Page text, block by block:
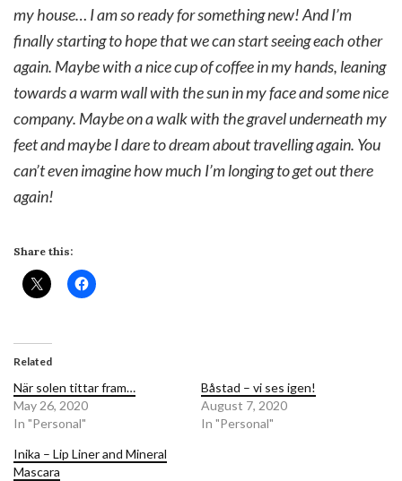
my house… I am so ready for something new! And I’m
finally starting to hope that we can start seeing each other
again. Maybe with a nice cup of coffee in my hands, leaning
towards a warm wall with the sun in my face and some nice
company. Maybe on a walk with the gravel underneath my
feet and maybe I dare to dream about travelling again. You
can’t even imagine how much I’m longing to get out there
again!
Share this:
Related
När solen tittar fram…
May 26, 2020
In "Personal"
Båstad – vi ses igen!
August 7, 2020
In "Personal"
Inika – Lip Liner and Mineral
Mascara